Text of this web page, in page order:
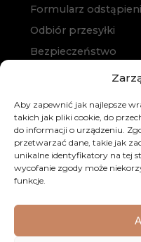
Aby zapewnić jak najlepsze
takich jak pliki cookie, do
do informacji o urządzeniu.
przetwarzać dane, takie jak
unikalne identyfikatory na tej
wycofanie zgody może
funkcje.
Formularz
Odbiór przesyłki
Bezpieczeństwo
Polityka prywatności
Zakup na raty
Kontakt